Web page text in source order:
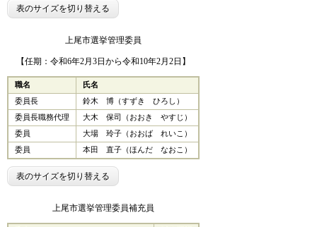
表のサイズを切り替える
上尾市選挙管理委員
【任期：令和6年2月3日から令和10年2月2日】
職名 氏名
委員長 鈴木 博（すずき ひろし）
委員長職務代理 大木 保司（おおき やすじ）
委員 大場 玲子（おおば れいこ）
委員 本田 直子（ほんだ なおこ）
表のサイズを切り替える
上尾市選挙管理委員補充員